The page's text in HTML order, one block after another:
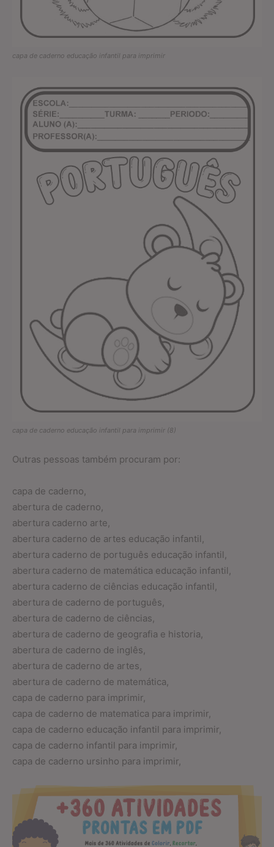
capa de caderno educação infantil para imprimir
capa de caderno educação infantil para imprimir (8)
Outras pessoas também procuram por:
capa de caderno,
abertura de caderno,
abertura caderno arte,
abertura caderno de artes educação infantil,
abertura caderno de português educação infantil,
abertura caderno de matemática educação infantil,
abertura caderno de ciências educação infantil,
abertura de caderno de português,
abertura de caderno de ciências,
abertura de caderno de geografia e historia,
abertura de caderno de inglês,
abertura de caderno de artes,
abertura de caderno de matemática,
capa de caderno para imprimir,
capa de caderno de matematica para imprimir,
capa de caderno educação infantil para imprimir,
capa de caderno infantil para imprimir,
capa de caderno ursinho para imprimir,